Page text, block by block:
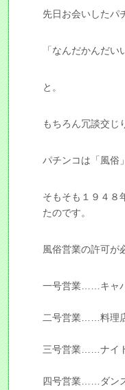
先日お会いしたパ
「なんだかんだ
と。
もちろん冗談交じ
パチンコは「風俗
そもそも１９４８
たのです。
風俗営業の許可が
一号営業……キャ
二号営業……料理
三号営業……ナイ
四号営業……ダン